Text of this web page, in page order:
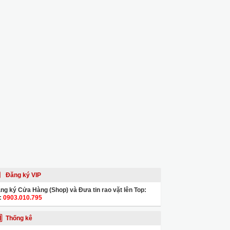
Đăng ký VIP
ký Cửa Hàng (Shop) và Đưa tin rao vặt lên Top:
0903.010.795
Thống kê